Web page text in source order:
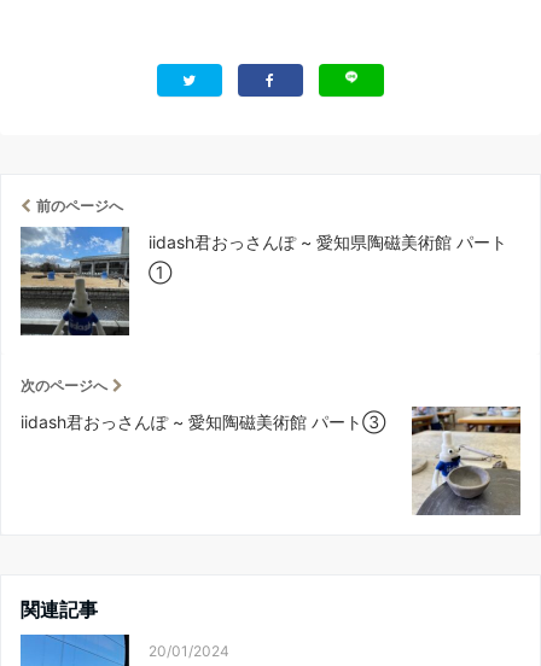
前のページへ
iidash君おっさんぽ ~ 愛知県陶磁美術館 パート
①
次のページへ
iidash君おっさんぽ ~ 愛知陶磁美術館 パート③
関連記事
20/01/2024